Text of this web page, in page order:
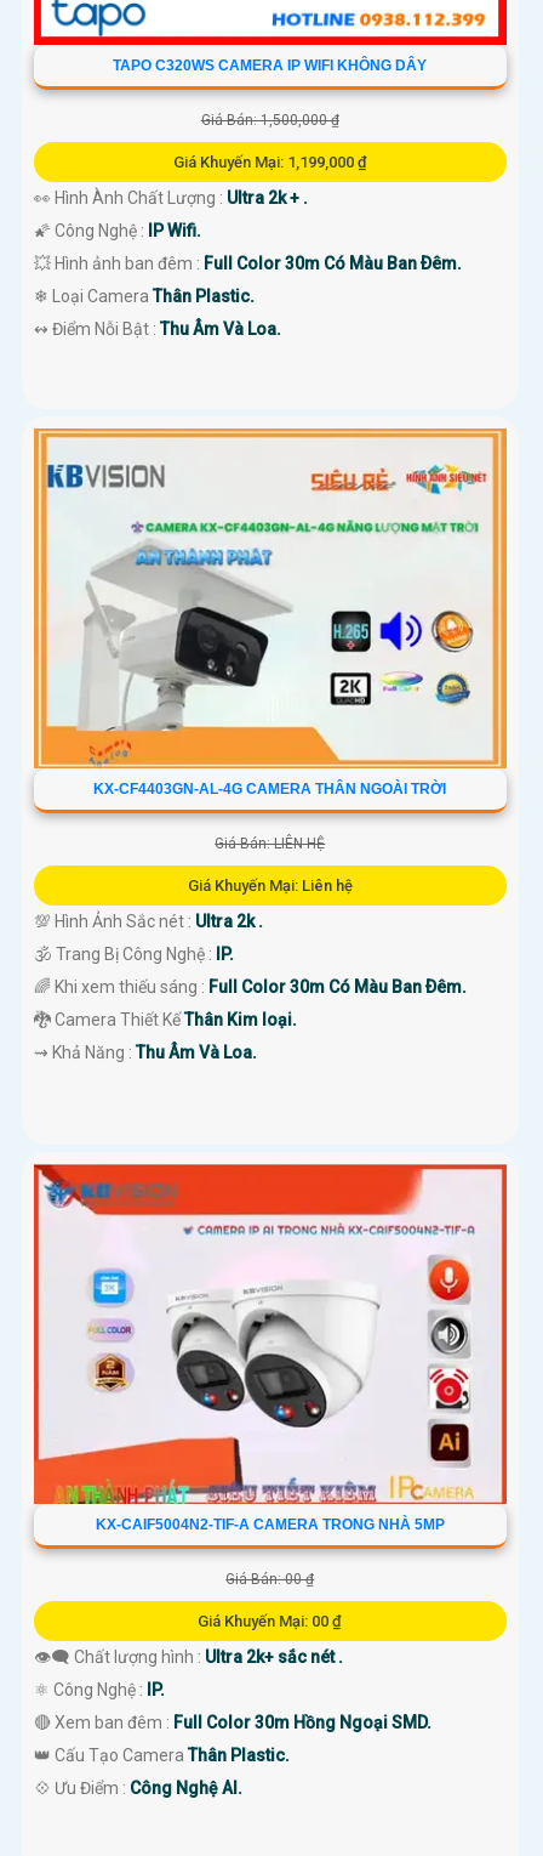
TAPO C320WS CAMERA IP WIFI KHÔNG DÂY
Giá Bán: 1,500,000 ₫
Giá Khuyến Mại: 1,199,000 ₫
👀 Hình Ành Chất Lượng : Ultra 2k + .
🌠 Công Nghệ : IP Wifi.
💥 Hình ảnh ban đêm : Full Color 30m Có Màu Ban Ðêm.
❄ Loại CameraThân Plastic.
️↭ Điểm Nỗi Bật :Thu Âm Và Loa.
KX-CF4403GN-AL-4G CAMERA THÂN NGOÀI TRỜI
Giá Bán: LIÊN HỆ
Giá Khuyến Mại: Liên hệ
💯 Hình Ảnh Sắc nét : Ultra 2k .
🕉️ Trang Bị Công Nghệ :
IP.
🌈 Khi xem thiếu sáng : Full Color 30m Có Màu Ban Ðêm.
🐉️ Camera Thiết KếThân Kim loại.
️⇝ Khả Năng :Thu Âm Và Loa.
KX-CAIF5004N2-TIF-A CAMERA TRONG NHÀ 5MP
Giá Bán: 00 ₫
Giá Khuyến Mại: 00 ₫
👁️‍🗨 Chất lượng hình : Ultra 2k+ sắc nét .
⚛️ Công Nghệ :
IP.
🔴 Xem ban đêm : Full Color 30m Hồng Ngoại SMD.
👑 Cấu Tạo CameraThân Plastic.
️💠 Ưu Điểm : Công Nghệ AI.